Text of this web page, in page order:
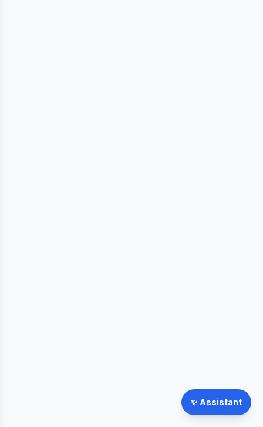
✨ Assistant